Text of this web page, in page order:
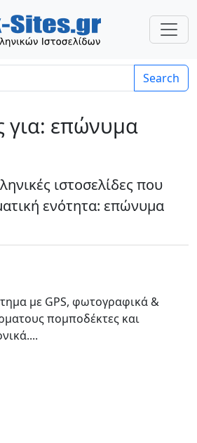
Search
για: επώνυμα
ιστοσελίδες που
ενότητα: επώνυμα
με GPS, φωτογραφικά &
πομποδέκτες και